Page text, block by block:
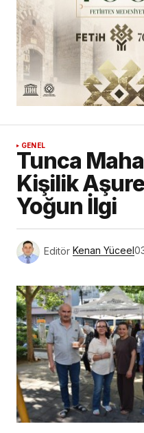
GENEL
Tunca
Kişilik
Yoğun İlgi
Editör Kenan Yüceel